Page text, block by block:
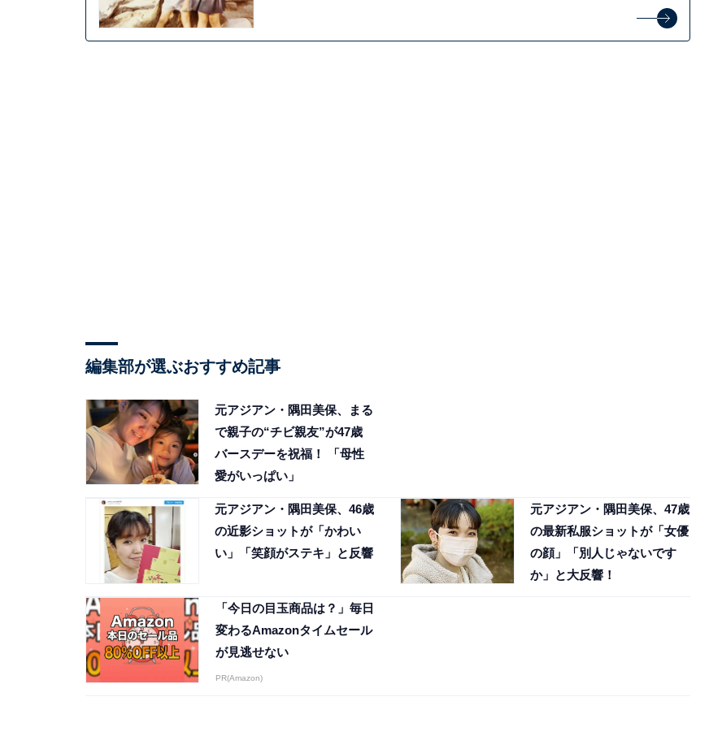
編集部が選ぶおすすめ記事
元アジアン・隅田美保、まる
で親子の“チビ親友”が47歳
バースデーを祝福！ 「母性
愛がいっぱい」
元アジアン・隅田美保、46歳
の近影ショットが「かわい
い」「笑顔がステキ」と反響
元アジアン・隅田美保、47歳
の最新私服ショットが「女優
の顔」「別人じゃないです
か」と大反響！
「今日の目玉商品は？」毎日
変わるAmazonタイムセール
が見逃せない
PR(Amazon)